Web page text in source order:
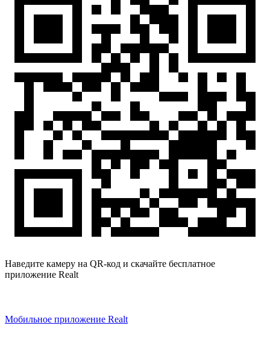
Наведите камеру на QR-код и скачайте бесплатное
приложение Realt
Мобильное приложение Realt